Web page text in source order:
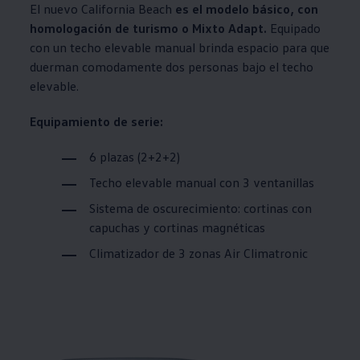
El nuevo California Beach es el modelo básico, con
homologación de turismo o Mixto Adapt. Equipado
con un techo elevable manual brinda espacio para que
duerman comodamente dos personas bajo el techo
elevable.
Equipamiento de serie:
6 plazas (2+2+2)
Techo elevable manual con 3 ventanillas
Sistema de oscurecimiento: cortinas con
capuchas y cortinas magnéticas
Climatizador de 3 zonas Air Climatronic